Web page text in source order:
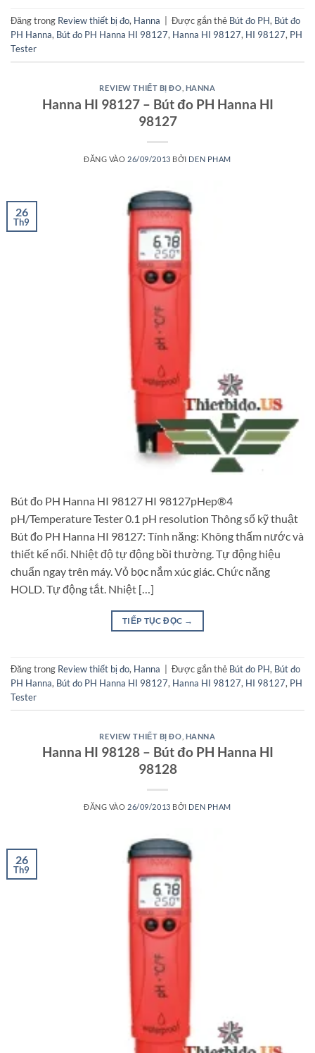
Đăng trong Review thiết bị đo, Hanna Được gắn thẻ Bút đo PH, Bút đo
PH Hanna, Bút đo PH Hanna HI 98127, Hanna HI 98127, HI 98127, PH
Tester
REVIEW THIẾT BỊ ĐO HANNA
Hanna HI 98127 – Bút đo PH Hanna HI
98127
ĐĂNG VÀO 26/09/2013 BỞI DEN PHAM
26
Th9
Bút đo PH Hanna HI 98127 HI 98127pHep®4
pH/Temperature Tester 0.1 pH resolution Thông số kỹ thuật
Bút đo PH Hanna HI 98127: Tính năng: Không thấm nước và
thiết kế nổi. Nhiệt độ tự động bồi thường. Tự động hiệu
chuẩn ngay trên máy. Vỏ bọc nắm xúc giác. Chức năng
HOLD. Tự động tắt. Nhiệt […]
TIẾP TỤC ĐỌC →
Đăng trong Review thiết bị đo, Hanna Được gắn thẻ Bút đo PH, Bút đo
PH Hanna, Bút đo PH Hanna HI 98127, Hanna HI 98127, HI 98127, PH
Tester
REVIEW THIẾT BỊ ĐO HANNA
Hanna HI 98128 – Bút đo PH Hanna HI
98128
ĐĂNG VÀO 26/09/2013 BỞI DEN PHAM
26
Th9